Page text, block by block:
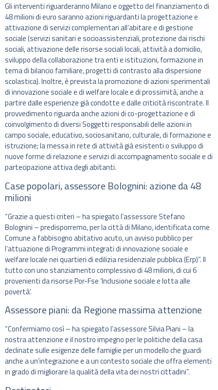
Gli interventi riguarderanno Milano e oggetto del finanziamento di
48 milioni di euro saranno azioni riguardanti la progettazione e
attivazione di servizi complementari all’abitare e di gestione
sociale (servizi sanitari e socioassistenziali, protezione dai rischi
sociali, attivazione delle risorse sociali locali, attività a domicilio,
sviluppo della collaborazione tra enti e istituzioni, formazione in
tema di bilancio familiare, progetti di contrasto alla dispersione
scolastica). Inoltre, è prevista la promozione di azioni sperimentali
di innovazione sociale e di welfare locale e di prossimità, anche a
partire dalle esperienze già condotte e dalle criticità riscontrate. Il
provvedimento riguarda anche azioni di co-progettazione e di
coinvolgimento di diversi Soggetti responsabili delle azioni in
campo sociale, educativo, sociosanitario, culturale, di formazione e
istruzione; la messa in rete di attività già esistenti o sviluppo di
nuove forme di relazione e servizi di accompagnamento sociale e di
partecipazione attiva degli abitanti.
Case popolari, assessore Bolognini: azione da 48
milioni
“Grazie a questi criteri – ha spiegato l’assessore Stefano
Bolognini – predisporremo, per la città di Milano, identificata come
Comune a fabbisogno abitativo acuto, un avviso pubblico per
l’attuazione di Programmi integrati di innovazione sociale e
welfare locale nei quartieri di edilizia residenziale pubblica (Erp)”. Il
tutto con uno stanziamento complessivo di 48 milioni, di cui 6
provenienti da risorse Por-Fse ‘Inclusione sociale e lotta alle
povertà’.
Assessore piani: da Regione massima attenzione
“Confermiamo così – ha spiegato l’assessore Silvia Piani – la
nostra attenzione e il nostro impegno per le politiche della casa
declinate sulle esigenze delle famiglie per un modello che guardi
anche a un’integrazione e a un contesto sociale che offra elementi
in grado di migliorare la qualità della vita dei nostri cittadini”.